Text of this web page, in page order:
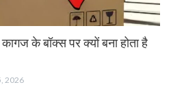
के बॉक्‍स पर क्यों बना होता है
2026